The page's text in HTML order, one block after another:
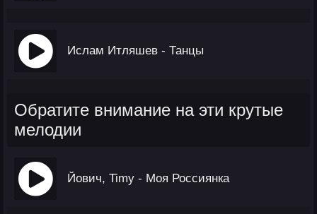
Ислам Итляшев - Танцы
Обратите внимание на эти крутые
мелодии
Йович, Timy - Моя Россиянка